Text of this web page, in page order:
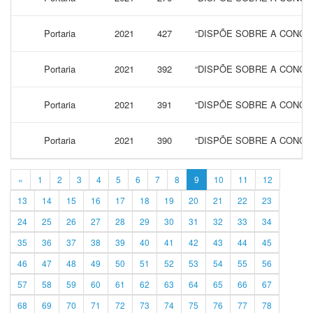
Portaria 2021 427 “DISPÕE SOBRE A
Portaria 2021 392 “DISPÕE SOBRE A
Portaria 2021 391 “DISPÕE SOBRE A
Portaria 2021 390 “DISPÕE SOBRE A
« 1 2 3 4 5 6 7 8 9 10 11
12
13
14 15 16 17 18 19 20 21 22
23
24
25 26 27 28 29 30 31 32 33
34
35
36 37 38 39 40 41 42 43 44
45
46
47 48 49 50 51 52 53 54 55
56
57
58 59 60 61 62 63 64 65 66
67
68
69 70 71 72 73 74 75 76 77 78